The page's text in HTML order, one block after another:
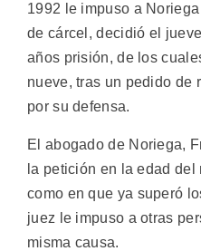
1992 le impuso a
de cárcel, decidió el
años prisión, de los
nueve, tras un pedido de
por su defensa.
El abogado de Noriega,
la petición en la edad
como en que ya superó
juez le impuso a otras
misma causa.